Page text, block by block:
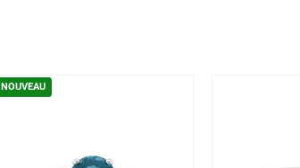
NOUVEAU